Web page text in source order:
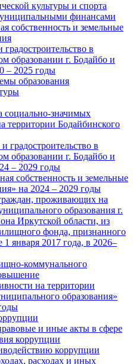
культуры и спорта
финансами
собственность и земельные
в
образовании г. Бодайбо и
– 2025 годы
образования
социально-значимых
территории Бодайбинского
градостроительство в
образовании г. Бодайбо и
– 2029 годы
собственность и земельные
на 2024 – 2029 годы
проживающих на
образования г.
Иркутской области, из
фонда, признанного
1 января 2017 года, в 2026–
коммунального
на территории
образования»
и иные акты в сфере
коррупции
коррупции
расходах и иных